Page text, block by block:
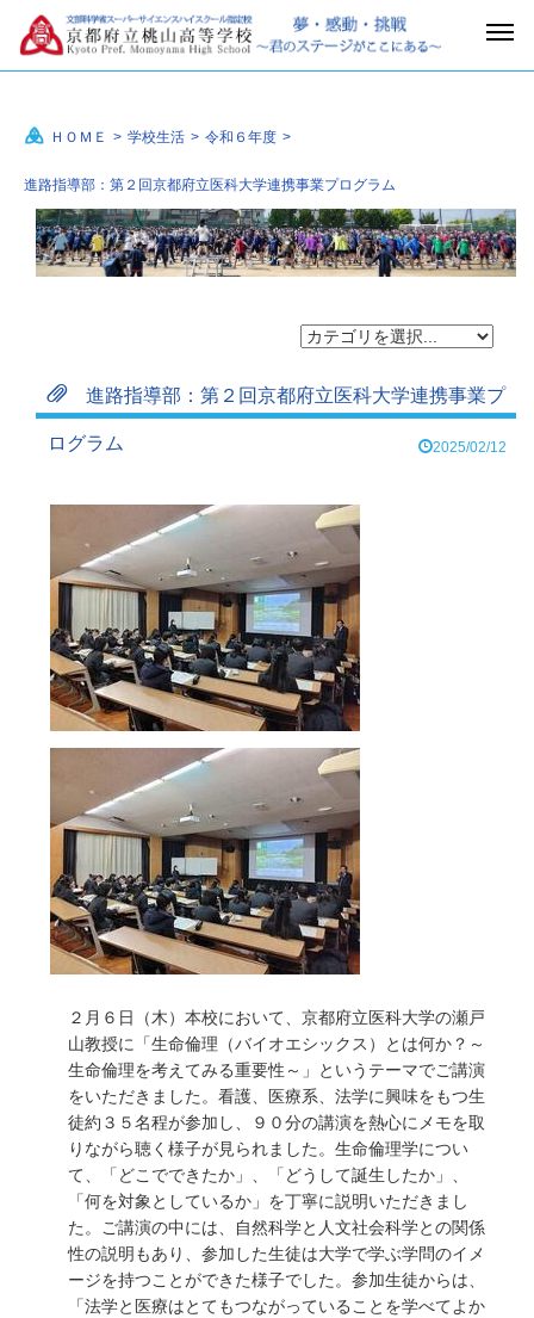
ＨＯＭＥ > 学校生活 > 令和６年度 >
進路指導部：第２回京都府立医科大学連携事業プログラム
進路指導部：第２回京都府立医科大学連携事業プ
ログラム 2025/02/12
２月６日（木）本校において、京都府立医科大学の瀬戸
山教授に「生命倫理（バイオエシックス）とは何か？～
生命倫理を考えてみる重要性～」というテーマでご講演
をいただきました。看護、医療系、法学に興味をもつ生
徒約３５名程が参加し、９０分の講演を熱心にメモを取
りながら聴く様子が見られました。生命倫理学につい
て、「どこでできたか」、「どうして誕生したか」、
「何を対象としているか」を丁寧に説明いただきまし
た。ご講演の中には、自然科学と人文社会科学との関係
性の説明もあり、参加した生徒は大学で学ぶ学問のイメ
ージを持つことができた様子でした。参加生徒からは、
「法学と医療はとてもつながっていることを学べてよか